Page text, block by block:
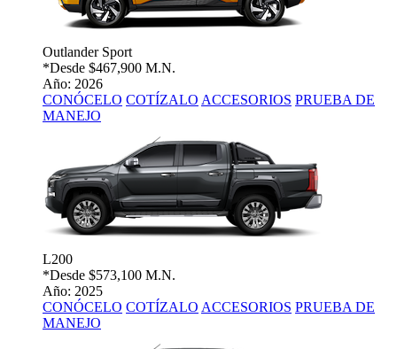
Outlander Sport
*Desde $467,900 M.N.
Año: 2026
CONÓCELO COTÍZALO ACCESORIOS PRUEBA DE
MANEJO
L200
*Desde $573,100 M.N.
Año: 2025
CONÓCELO COTÍZALO ACCESORIOS PRUEBA DE
MANEJO